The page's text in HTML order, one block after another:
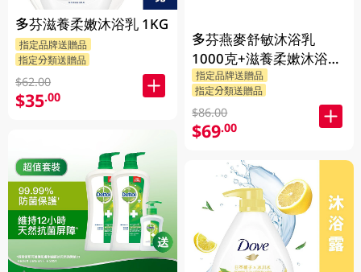
多芬滋養柔嫩沐浴乳 1KG
指定品牌送贈品
指定分類送贈品
$62.00
$35.00
多芬燕麥舒敏沐浴乳
1000克+滋養柔嫰沐浴乳
1000克+Dove沐浴乳200
克 (隨機發送) 1PK
指定品牌送贈品
指定分類送贈品
$86.00
$69.00